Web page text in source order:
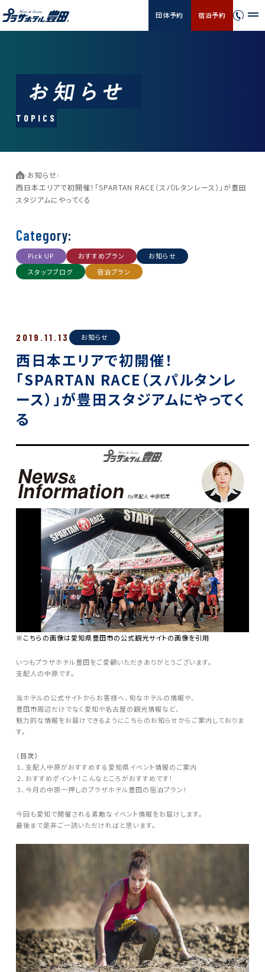
団体予約 宿泊予約
TOPICS
›お知らせ›
西日本エリアで初開催！「SPARTAN RACE（スパルタンレース）」が豊田
スタジアムにやってくる
Category:
Pick UP おすすめプラン
お知らせ
スタッフブログ
宿泊プラン
2019.11.13 お知らせ
西日本エリアで初開催！
「SPARTAN RACE（スパルタンレ
ース）」が豊田スタジアムにやってく
る
※こちらの画像は愛知県豊田市の公式観光サイトの画像を引用
いつもプラザホテル豊田をご愛顧いただきありがとうございます。
支配人の中原です。
当ホテルの公式サイトからお客様へ、旬なホテルの情報や、
豊田市周辺だけでなく愛知や名古屋の観光情報など、
魅力的な情報をお届けできるようにこちらのお知らせからご案内しておりま
す。
（目次）
１．支配人中原がおすすめする愛知県イベント情報のご案内
２．おすすめポイント！こんなところがおすすめです！
３．今月の中原一押しのプラザホテル豊田の宿泊プラン！
今回も愛知で開催される素敵なイベント情報をお届けします。
最後まで是非ご一読いただければと思います。